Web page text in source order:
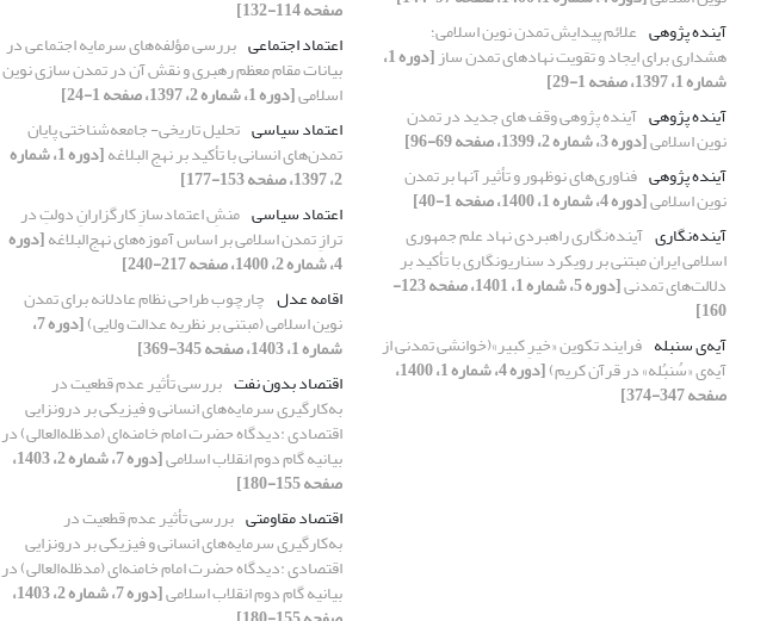
آینده پژوهی علائم پیدایش تمدن نوین اسلامی؛
هشداری برای ایجاد و تقویت نهادهای تمدن ساز [دوره 1،
شماره 1، 1397، صفحه 1-29]
آینده پژوهی آینده پژوهی وقف های جدید در تمدن
نوین اسلامی[دوره 3، شماره 2، 1399، صفحه 69-96]
آینده پژوهی فناوری‌های نوظهور و تأثیر آنها بر تمدن
نوین اسلامی[دوره 4، شماره 1، 1400، صفحه 1-40]
آینده‌نگاری آینده‌نگاری راهبردی نهاد علم جمهوری
اسلامی ایران مبتنی بر رویکرد سناریونگاری با تأکید بر
دلالت‌های تمدنی [دوره 5، شماره 1، 1401، صفحه 123-
160]
آیه‌ی سنبله فرایند تکوین «خیرِ کبیر»(خوانشی تمدنی از
آیه‌ی «سُنبُله» در قرآن کریم) [دوره 4، شماره 1، 1400،
صفحه 347-374]
صفحه 114-132]
اعتماد اجتماعی بررسی مؤلفه‌های سرمایه اجتماعی در
بیانات مقام معظم رهبری و نقش آن در تمدن سازی نوین
اسلامی[دوره 1، شماره 2، 1397، صفحه 1-24]
اعتماد سیاسی تحلیل تاریخی- جامعه‌شناختی پایان
تمدن‌های انسانی با تأکید بر نهج البلاغه [دوره 1، شماره
2، 1397، صفحه 153-177]
اعتماد سیاسی منشِ اعتمادسازِ کارگزارانِ دولتِ در
ترازِ تمدن اسلامی بر اساس آموزه‌های نهج‌البلاغه[دوره
4، شماره 2، 1400، صفحه 217-240]
اقامه عدل چارچوب طراحی نظام عادلانه برای تمدن
نوین اسلامی (مبتنی بر نظریه عدالت ولایی) [دوره 7،
شماره 1، 1403، صفحه 345-369]
اقتصاد بدون نفت بررسی تأثیر عدم قطعیت در
به‌کارگیری سرمایه‌های انسانی و فیزیکی بر درونزایی
اقتصادی :دیدگاه حضرت امام خامنه‌ای (مدظله‌العالی) در
بیانیه گام دوم انقلاب اسلامی [دوره 7، شماره 2، 1403،
صفحه 155-180]
اقتصاد مقاومتی بررسی تأثیر عدم قطعیت در
به‌کارگیری سرمایه‌های انسانی و فیزیکی بر درونزایی
اقتصادی :دیدگاه حضرت امام خامنه‌ای (مدظله‌العالی) در
بیانیه گام دوم انقلاب اسلامی [دوره 7، شماره 2، 1403،